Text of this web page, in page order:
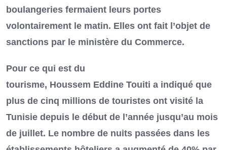
boulangeries fermaient leurs portes
volontairement le matin. Elles ont fait l’objet de
sanctions par le ministère du Commerce.
Pour ce qui est du
tourisme, Houssem Eddine Touiti a indiqué que
plus de cinq millions de touristes ont visité la
Tunisie depuis le début de l’année jusqu’au mois
de juillet. Le nombre de nuits passées dans les